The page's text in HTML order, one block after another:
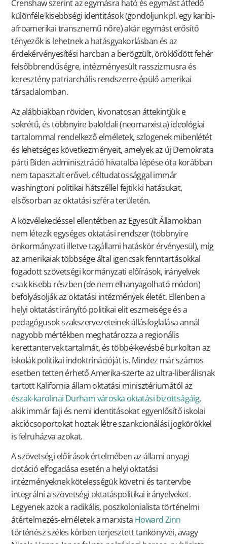
Crenshaw szerint az egymásra ható és egymást átfedő
különféle kisebbségi identitások (gondoljunk pl. egy karibi-
afroamerikai transznemű nőre) akár egymást erősítő
tényezők is lehetnek a hatásgyakorlásban és az
érdekérvényesítési harcban a berögzült, öröklődött fehér
felsőbbrendűségre, intézményesült rasszizmusra és
keresztény patriarchális rendszerre épülő amerikai
társadalomban.
Az alábbiakban röviden, kivonatosan áttekintjük e
sokrétű, és többnyire baloldali (neomarxista) ideológiai
tartalommal rendelkező elméletek, szlogenek mibenlétét
és lehetséges következményeit, amelyek az új Demokrata
párti Biden adminisztráció hivatalba lépése óta korábban
nem tapasztalt erővel, céltudatossággal immár
washingtoni politikai hátszéllel fejtik ki hatásukat,
elsősorban az oktatási szféra területén.
A közvélekedéssel ellentétben az Egyesült Államokban
nem létezik egységes oktatási rendszer (többnyire
önkormányzati illetve tagállami hatáskör érvényesül), míg
az amerikaiak többsége által igencsak fenntartásokkal
fogadott szövetségi kormányzati előírások, irányelvek
csak kisebb részben (de nem elhanyagolható módon)
befolyásolják az oktatási intézmények életét. Ellenben a
helyi oktatást irányító politikai elit eszmeisége és a
pedagógusok szakszervezeteinek állásfoglalása annál
nagyobb mértékben meghatározza a regionális
kerettantervek tartalmát, és többé-kevésbé burkoltan az
iskolák politikai indoktrínációját is. Mindez már számos
esetben tetten érhető Amerika-szerte az ultra-liberálisnak
tartott Kalifornia állam oktatási minisztériumától az
észak-karolinai Durham városka oktatási bizottságáig,
akik immár faji és nemi identitásokat egyenlősítő iskolai
akciócsoportokat hoztak létre szankcionálási jogkörökkel
is felruházva azokat.
A szövetségi előírások értelmében az állami anyagi
dotáció elfogadása esetén a helyi oktatási
intézményeknek kötelességük követni és tantervbe
integrálni a szövetségi oktatáspolitikai irányelveket.
Legyenek azok a radikális, poszkolonialista történelmi
átértelmezés-elméletek a marxista Howard Zinn
történész széles körben terjesztett tankönyvei, avagy